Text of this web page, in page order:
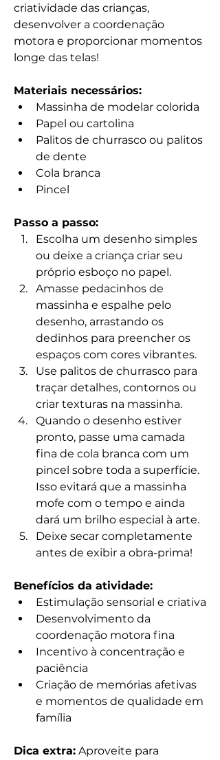
criatividade das crianças,
desenvolver a coordenação
motora e proporcionar momentos
longe das telas!
Materiais necessários:
Massinha de modelar colorida
Papel ou cartolina
Palitos de churrasco ou palitos
de dente
Cola branca
Pincel
Passo a passo:
Escolha um desenho simples
ou deixe a criança criar seu
próprio esboço no papel.
Amasse pedacinhos de
massinha e espalhe pelo
desenho, arrastando os
dedinhos para preencher os
espaços com cores vibrantes.
Use palitos de churrasco para
traçar detalhes, contornos ou
criar texturas na massinha.
Quando o desenho estiver
pronto, passe uma camada
fina de cola branca com um
pincel sobre toda a superfície.
Isso evitará que a massinha
mofe com o tempo e ainda
dará um brilho especial à arte.
Deixe secar completamente
antes de exibir a obra-prima!
Benefícios da atividade:
Estimulação sensorial e criativa
Desenvolvimento da
coordenação motora fina
Incentivo à concentração e
paciência
Criação de memórias afetivas
e momentos de qualidade em
família
Dica extra: Aproveite para